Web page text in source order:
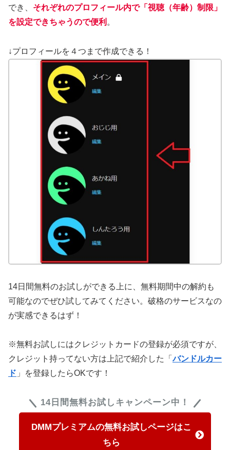
でき、 それぞれのプロフィール内で「視聴（年齢）制限」
を設定できちゃうので便利 。
↓プロフィールを４つまで作成できる！
14日間無料のお試しができる上に、無料期間中の解約も
可能なのでぜひ試してみてください。破格のサービスなの
が実感できるはず！
※無料お試しにはクレジットカードの登録が必須ですが、
クレジット持ってない方は上記で紹介した「バンドルカー
ド 」を登録したらOKです！
14日間無料お試しキャンペーン中！
DMMプレミアムの無料お試しページはこ
ちら